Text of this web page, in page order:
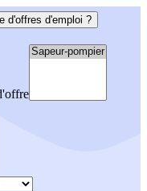
d'offres d'emploi ?